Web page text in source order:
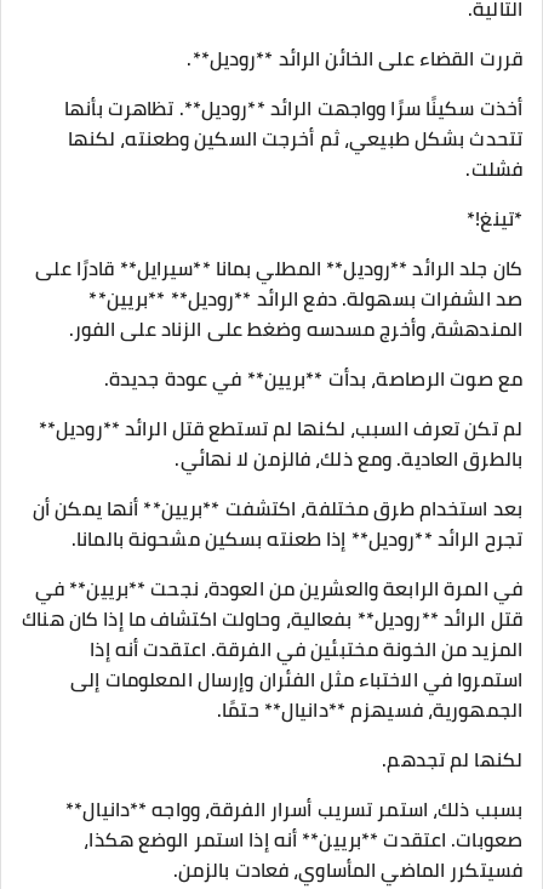
التالية.
قررت القضاء على الخائن الرائد **روديل**.
أخذت سكينًا سرًا وواجهت الرائد **روديل**. تظاهرت بأنها
تتحدث بشكل طبيعي، ثم أخرجت السكين وطعنته، لكنها
فشلت.
*تينغ!*
كان جلد الرائد **روديل** المطلي بمانا **سيرايل** قادرًا على
صد الشفرات بسهولة. دفع الرائد **روديل** **بريين**
المندهشة، وأخرج مسدسه وضغط على الزناد على الفور.
مع صوت الرصاصة، بدأت **بريين** في عودة جديدة.
لم تكن تعرف السبب، لكنها لم تستطع قتل الرائد **روديل**
بالطرق العادية. ومع ذلك، فالزمن لا نهائي.
بعد استخدام طرق مختلفة، اكتشفت **بريين** أنها يمكن أن
تجرح الرائد **روديل** إذا طعنته بسكين مشحونة بالمانا.
في المرة الرابعة والعشرين من العودة، نجحت **بريين** في
قتل الرائد **روديل** بفعالية، وحاولت اكتشاف ما إذا كان هناك
المزيد من الخونة مختبئين في الفرقة. اعتقدت أنه إذا
استمروا في الاختباء مثل الفئران وإرسال المعلومات إلى
الجمهورية، فسيهزم **دانيال** حتمًا.
لكنها لم تجدهم.
بسبب ذلك، استمر تسريب أسرار الفرقة، وواجه **دانيال**
صعوبات. اعتقدت **بريين** أنه إذا استمر الوضع هكذا،
فسيتكرر الماضي المأساوي، فعادت بالزمن.